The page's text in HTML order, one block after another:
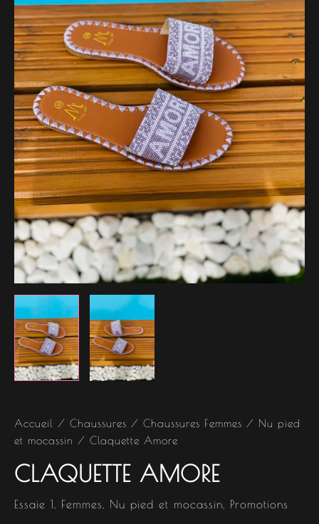
Accueil / Chaussures / Chaussures Femmes / Nu pied
et mocassin / Claquette Amore
CLAQUETTE AMORE
Essaie 1 Femmes Nu pied et mocassin Promotions